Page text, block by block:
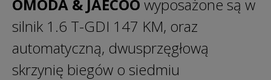
OMODA & JAECOO wyposażone są w
silnik 1.6 T-GDI 147 KM, oraz
automatyczną, dwusprzęgłową
skrzynię biegów o siedmiu